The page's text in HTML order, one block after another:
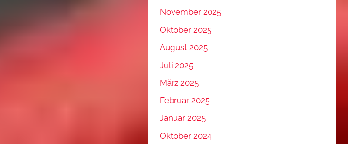
November 2025
Oktober 2025
August 2025
Juli 2025
März 2025
Februar 2025
Januar 2025
Oktober 2024